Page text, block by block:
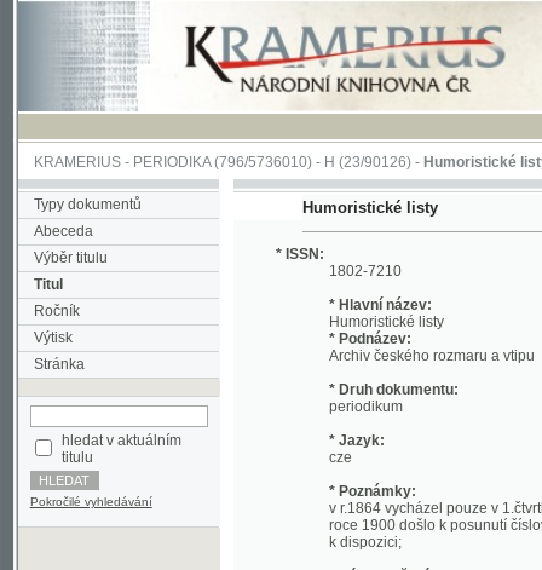
KRAMERIUS-PERIODIKA(796/5736010) -H(23/90126) -Humoristické listy(1/
Typy dokumentů
Abeceda
Výběr titulu
Titul
Ročník
Výtisk
Stránka
hledat v aktuálním
Pokročilé vyhledávání
Humoristické listy
1802-7210
* Hlavní název:
* Podnázev:
Archiv českého rozmaru a vtipu
* Druh dokumentu:
* Jazyk:
* Poznámky:
v r.1864 vycházel pouze v 1.čtvrtletí,
k dispozici;
* Místo uložení:
Národní knihovna České republiky
* Signatura: